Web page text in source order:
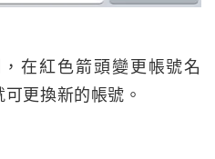
在紅色箭頭變更帳號名
更換新的帳號。